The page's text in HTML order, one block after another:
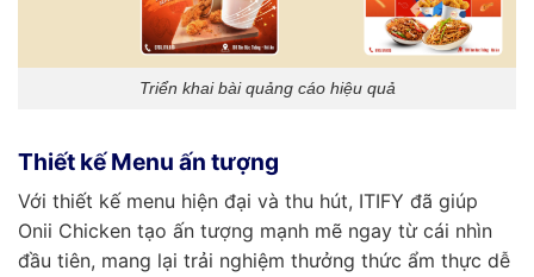
Triển khai bài quảng cáo hiệu quả
Thiết kế Menu ấn tượng
Với thiết kế menu hiện đại và thu hút, ITIFY đã giúp
Onii Chicken tạo ấn tượng mạnh mẽ ngay từ cái nhìn
đầu tiên, mang lại trải nghiệm thưởng thức ẩm thực dễ